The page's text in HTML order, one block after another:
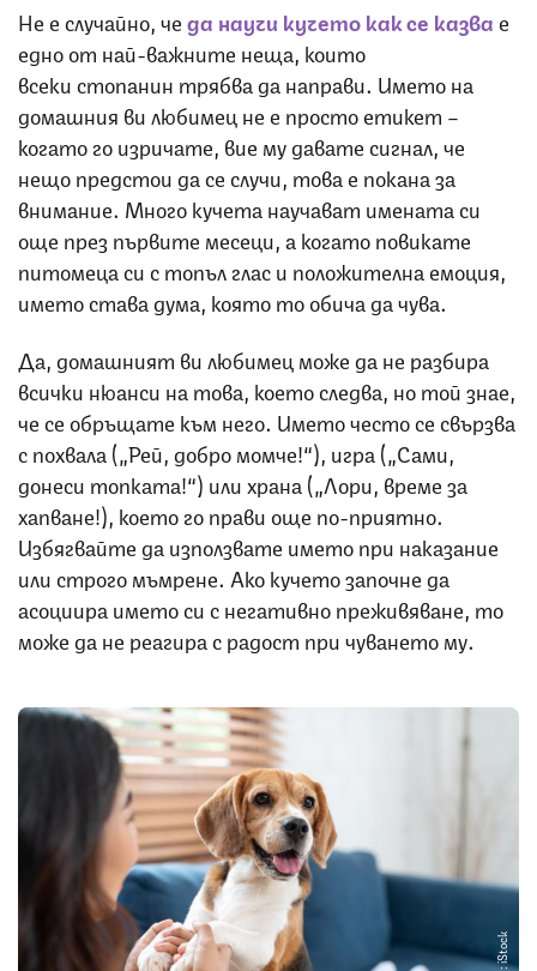
Не е случайно, чеда научи кучето как се казвае
едно от най-важните неща, които
всеки стопанин трябва да направи. Името на
домашния ви любимец не е просто етикет –
когато го изричате, вие му давате сигнал, че
нещо предстои да се случи, това е покана за
внимание. Много кучета научават имената си
още през първите месеци, а когато повикате
питомеца си с топъл глас и положителна емоция,
името става дума, която то обича да чува.
Да, домашният ви любимец може да не разбира
всички нюанси на това, което следва, но той знае,
че се обръщате към него. Името често се свързва
с похвала („Рей, добро момче!“), игра („Сами,
донеси топката!“) или храна („Лори, време за
хапване!), което го прави още по-приятно.
Избягвайте да използвате името при наказание
или строго мъмрене. Ако кучето започне да
асоциира името си с негативно преживяване, то
може да не реагира с радост при чуването му.